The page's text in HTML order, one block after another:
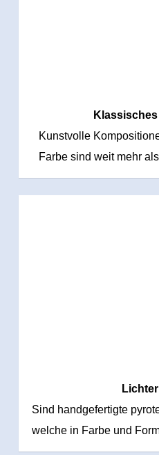
Kunstvolle
Farbe sind weit mehr
Sind handgefertigte
welche in Farbe und